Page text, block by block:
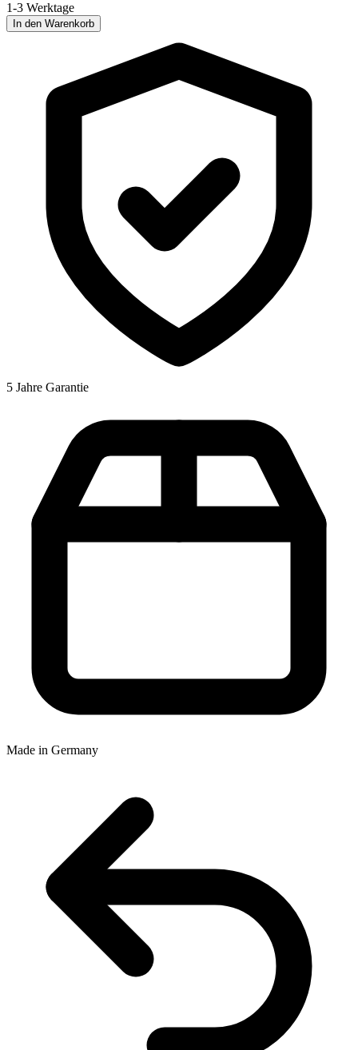
1-3 Werktage
In den Warenkorb
5 Jahre Garantie
Made in Germany